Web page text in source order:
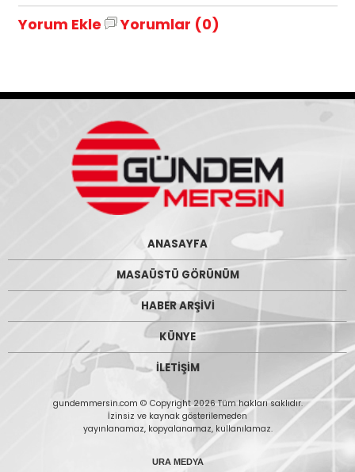
Yorum Ekle Yorumlar (0)
ANASAYFA
MASAÜSTÜ GÖRÜNÜM
HABER ARŞİVİ
KÜNYE
İLETİŞİM
gundemmersin.com © Copyright 2026 Tüm hakları saklıdır.
İzinsiz ve kaynak gösterilemeden
yayınlanamaz, kopyalanamaz, kullanılamaz.
URA MEDYA